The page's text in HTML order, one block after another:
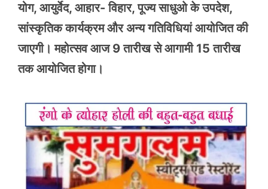
योग, आयुर्वेद, आहार- विहार, पूज्य साधुओ के उपदेश,
सांस्कृतिक कार्यक्रम और अन्य गतिविधियां आयोजित की
जाएगी। महोत्सव आज 9 तारीख से आगामी 15 तारीख
तक आयोजित होगा।